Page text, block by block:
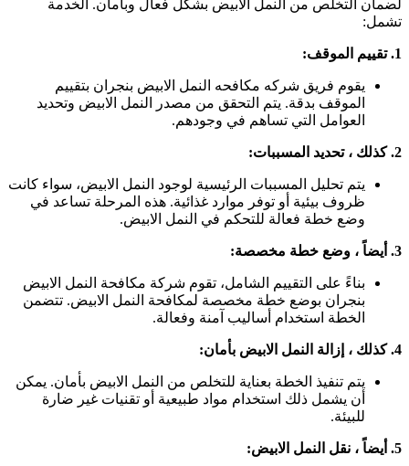
التخلص من النمل الابيض بشكل فعال وبأمان. الخدمة
يقوم فريق شركه مكافحه النمل الابيض بنجران بتقييم
الموقف بدقة. يتم التحقق من مصدر النمل الابيض وتحديد
العوامل التي تساهم في وجودهم.
يتم تحليل المسببات الرئيسية لوجود النمل الابيض، سواء كانت
ظروف بيئية أو توفر موارد غذائية. هذه المرحلة تساعد في
وضع خطة فعالة للتحكم في النمل الابيض.
بناءً على التقييم الشامل، تقوم شركة مكافحة النمل الابيض
بنجران بوضع خطة مخصصة لمكافحة النمل الابيض. تتضمن
الخطة استخدام أساليب آمنة وفعالة.
يتم تنفيذ الخطة بعناية للتخلص من النمل الابيض بأمان. يمكن
أن يشمل ذلك استخدام مواد طبيعية أو تقنيات غير ضارة
للبيئة.